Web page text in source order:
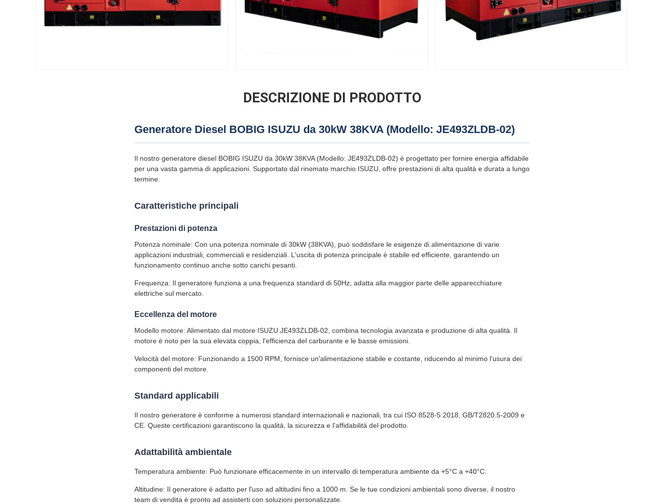
DESCRIZIONE DI PRODOTTO
Generatore Diesel BOBIG ISUZU da 30kW 38KVA (Modello: JE493ZLDB-02)
Il nostro generatore diesel BOBIG ISUZU da 30kW 38KVA (Modello: JE493ZLDB-02) è progettato per fornire energia affidabile
per una vasta gamma di applicazioni. Supportato dal rinomato marchio ISUZU, offre prestazioni di alta qualità e durata a lungo
termine.
Caratteristiche principali
Prestazioni di potenza
Potenza nominale: Con una potenza nominale di 30kW (38KVA), può soddisfare le esigenze di alimentazione di varie
applicazioni industriali, commerciali e residenziali. L'uscita di potenza principale è stabile ed efficiente, garantendo un
funzionamento continuo anche sotto carichi pesanti.
Frequenza: Il generatore funziona a una frequenza standard di 50Hz, adatta alla maggior parte delle apparecchiature
elettriche sul mercato.
Eccellenza del motore
Modello motore: Alimentato dal motore ISUZU JE493ZLDB-02, combina tecnologia avanzata e produzione di alta qualità. Il
motore è noto per la sua elevata coppia, l'efficienza del carburante e le basse emissioni.
Velocità del motore: Funzionando a 1500 RPM, fornisce un'alimentazione stabile e costante, riducendo al minimo l'usura dei
componenti del motore.
Standard applicabili
Il nostro generatore è conforme a numerosi standard internazionali e nazionali, tra cui ISO 8528-5:2018, GB/T2820.5-2009 e
CE. Queste certificazioni garantiscono la qualità, la sicurezza e l'affidabilità del prodotto.
Adattabilità ambientale
Temperatura ambiente: Può funzionare efficacemente in un intervallo di temperatura ambiente da +5°C a +40°C.
Altitudine: Il generatore è adatto per l'uso ad altitudini fino a 1000 m. Se le tue condizioni ambientali sono diverse, il nostro
team di vendita è pronto ad assisterti con soluzioni personalizzate.